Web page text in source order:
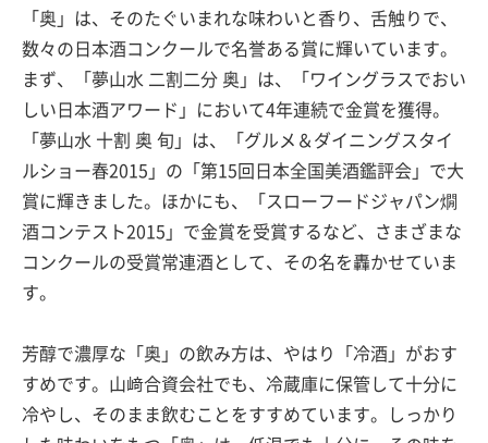
「奥」は、そのたぐいまれな味わいと香り、舌触りで、
数々の日本酒コンクールで名誉ある賞に輝いています。
まず、「夢山水 二割二分 奥」は、「ワイングラスでおい
しい日本酒アワード」において4年連続で金賞を獲得。
「夢山水 十割 奥 旬」は、「グルメ＆ダイニングスタイ
ルショー春2015」の「第15回日本全国美酒鑑評会」で大
賞に輝きました。ほかにも、「スローフードジャパン燗
酒コンテスト2015」で金賞を受賞するなど、さまざまな
コンクールの受賞常連酒として、その名を轟かせていま
す。
芳醇で濃厚な「奥」の飲み方は、やはり「冷酒」がおす
すめです。山﨑合資会社でも、冷蔵庫に保管して十分に
冷やし、そのまま飲むことをすすめています。しっかり